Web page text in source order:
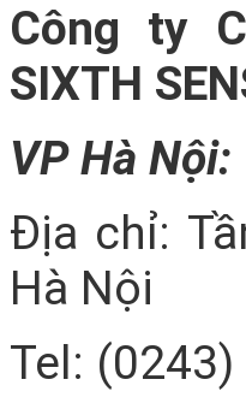
Công ty
SIXTH
VP Hà Nội:
Địa chỉ:
Hà Nội
Tel: